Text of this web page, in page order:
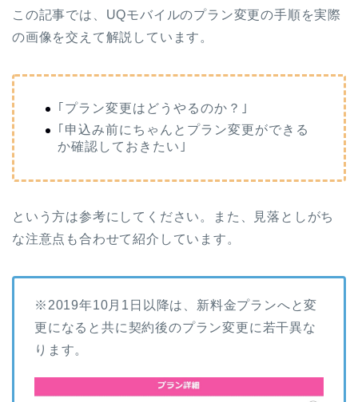
この記事では、UQモバイルのプラン変更の手順を実際
の画像を交えて解説しています。
｢プラン変更はどうやるのか？｣
｢申込み前にちゃんとプラン変更ができる
か確認しておきたい｣
という方は参考にしてください。また、見落としがち
な注意点も合わせて紹介しています。
※2019年10月1日以降は、新料金プランへと変
更になると共に契約後のプラン変更に若干異な
ります。